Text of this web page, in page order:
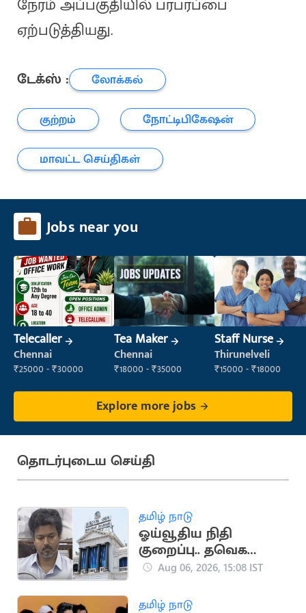
நேரம் அப்பகுதியில் பரபரப்பை
ஏற்படுத்தியது.
டேக்ஸ் :
லோக்கல்
குற்றம்
நோட்டிபிகேஷன்
மாவட்ட செய்திகள்
Jobs near you
Telecaller
Chennai
₹25000 - ₹30000
Tea Maker
Chennai
₹18000 - ₹35000
Staff Nurse
Thirunelveli
₹15000 - ₹18000
Explore more jobs
தொடர்புடைய செய்தி
தமிழ் நாடு
ஓய்வூதிய நிதி
குறைப்பு.. தவெக
அரசுக்கு தலைமைச்
கண்டனம்
Aug 06, 2026, 15:08 IST
தமிழ் நாடு